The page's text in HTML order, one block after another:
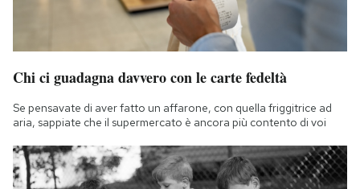
Chi ci guadagna davvero con le carte fedeltà
Se pensavate di aver fatto un affarone, con quella friggitrice ad
aria, sappiate che il supermercato è ancora più contento di voi